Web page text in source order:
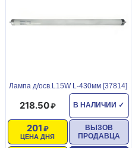
Лампа д/осв.L15W L-430мм [37814]
В НАЛИЧИИ ✓
218.50
ЦЕНА ДНЯ
201
ВЫЗОВ
ПРОДАВЦА